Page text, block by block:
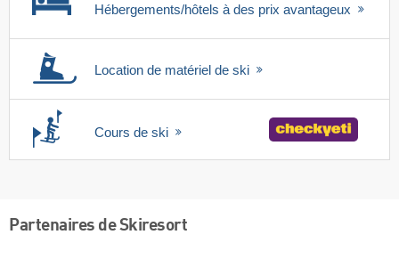
Hébergements/hôtels à des prix avantageux
Location de matériel de ski
Cours de ski
Partenaires de Skiresort